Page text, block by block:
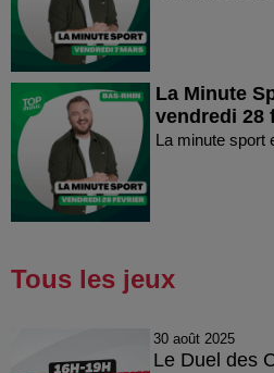
La Minute
vendredi 28
La minute sport
Tous les jeux
30 août 2025
Le Duel des